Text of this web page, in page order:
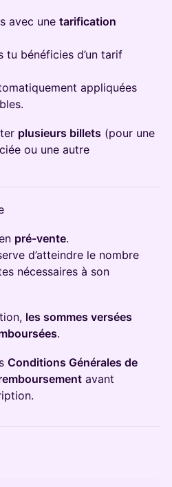
avec une tarification
tu bénéficies d’un tarif
appliquées
plusieurs billets (pour une
ou une autre
pré-vente.
d’atteindre le nombre
nécessaires à son
les sommes versées
.
Conditions Générales de
avant